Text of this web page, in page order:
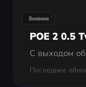
Знание
Последнее